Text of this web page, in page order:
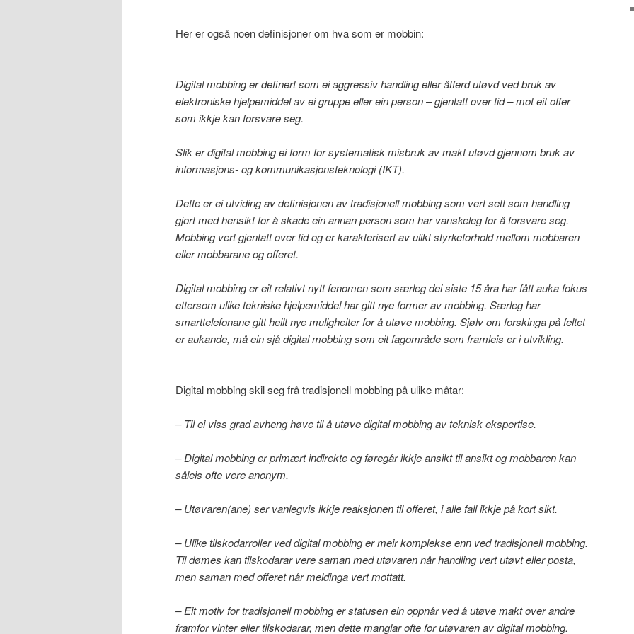
Her er også noen definisjoner om hva som er mobbin:
Digital mobbing er definert som ei aggressiv handling eller åtferd utøvd ved bruk av
elektroniske hjelpemiddel av ei gruppe eller ein person – gjentatt over tid – mot eit offer
som ikkje kan forsvare seg.
Slik er digital mobbing ei form for systematisk misbruk av makt utøvd gjennom bruk av
informasjons- og kommunikasjonsteknologi (IKT).
Dette er ei utviding av definisjonen av tradisjonell mobbing som vert sett som handling
gjort med hensikt for å skade ein annan person som har vanskeleg for å forsvare seg.
Mobbing vert gjentatt over tid og er karakterisert av ulikt styrkeforhold mellom mobbaren
eller mobbarane og offeret.
Digital mobbing er eit relativt nytt fenomen som særleg dei siste 15 åra har fått auka fokus
ettersom ulike tekniske hjelpemiddel har gitt nye former av mobbing. Særleg har
smarttelefonane gitt heilt nye muligheiter for å utøve mobbing. Sjølv om forskinga på feltet
er aukande, må ein sjå digital mobbing som eit fagområde som framleis er i utvikling.
Digital mobbing skil seg frå tradisjonell mobbing på ulike måtar:
– Til ei viss grad avheng høve til å utøve digital mobbing av teknisk ekspertise.
– Digital mobbing er primært indirekte og føregår ikkje ansikt til ansikt og mobbaren kan
såleis ofte vere anonym.
– Utøvaren(ane) ser vanlegvis ikkje reaksjonen til offeret, i alle fall ikkje på kort sikt.
– Ulike tilskodarroller ved digital mobbing er meir komplekse enn ved tradisjonell mobbing.
Til dømes kan tilskodarar vere saman med utøvaren når handling vert utøvt eller posta,
men saman med offeret når meldinga vert mottatt.
– Eit motiv for tradisjonell mobbing er statusen ein oppnår ved å utøve makt over andre
framfor vinter eller tilskodarar, men dette manglar ofte for utøvaren av digital mobbing.